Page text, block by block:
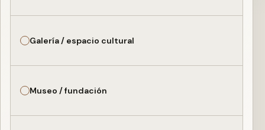
Galería / espacio cultural
Museo / fundación